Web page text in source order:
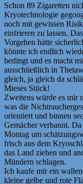
Schon 89 Zigaretten
Kryotechnologie
noch mit gewissen
einfrieren zu lassen.
Vorgehen hätte
könnte ich endlich
bedingt und es macht
ausschließlich in
gleich, ja gleich da
Mieses Stück!
Zweitens würde es mir
was die
orientiert und binnen
Gemächer verbannt.
Montag um
frisch aus dem
das Land ziehen und
Mündern schlagen.
Ich kaufe mir ein
kleine gelbe und rote